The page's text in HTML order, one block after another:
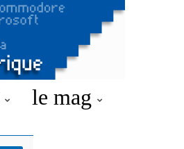
le mag